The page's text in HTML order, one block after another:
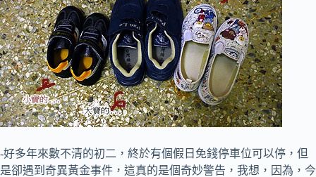
-好多年來數不清的初二，終於有個假日免錢停車位可以停，但
是卻遇到奇異黃金事件，這真的是個奇妙警告，我想，因為，今